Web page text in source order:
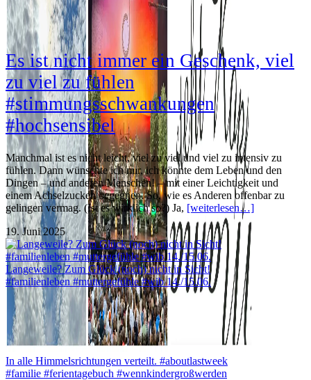
In alle Himmelsrichtungen verteilt. #aboutlastweek
#familie #ferientagebuch #wennkindergroßwerden
Es ist nicht immer ein Geschenk, viel
zu viel zu fühlen
#stimmungsschwankungen
#hochsensibel
Manchmal ist es nicht leicht, viel zu viel und viel zu intensiv zu
fühlen. Dann wünschte ich mir, ich könnte dem Leben und den
Dingen – und anderen Menschen! – mit einer Leichtigkeit und
einem Achselzucken begegnen. So, wie es Anderen offenbar zu
gelingen vermag. (Ist es wirklich so?) Ja, [weiterlesen…]
19. Juni 2025
Langeweile? Zum Glück (noch) nicht in Sicht!
#familienleben #muttergefühle #wib 14./15.06.